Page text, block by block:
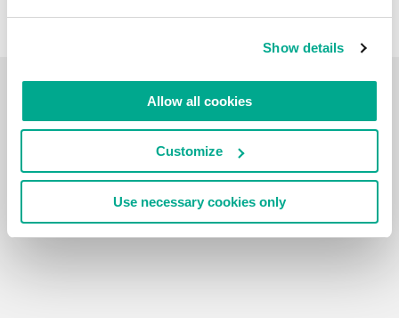
Show details
Allow all cookies
Customize
Use necessary cookies only